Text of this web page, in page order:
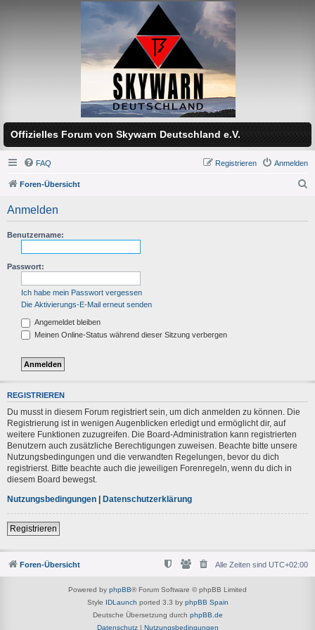
Offizielles Forum von Skywarn Deutschland e.V.
FAQ Anmelden
Registrieren
Foren-Übersicht
Anmelden
Benutzername:
Passwort:
Ich habe mein Passwort vergessen
Die Aktivierungs-E-Mail erneut senden
Angemeldet bleiben
Meinen Online-Status während dieser Sitzung verbergen
REGISTRIEREN
Du musst in diesem Forum registriert sein, um dich anmelden zu können. Die
Registrierung ist in wenigen Augenblicken erledigt und ermöglicht dir, auf
weitere Funktionen zuzugreifen. Die Board-Administration kann registrierten
Benutzern auch zusätzliche Berechtigungen zuweisen. Beachte bitte unsere
Nutzungsbedingungen und die verwandten Regelungen, bevor du dich
registrierst. Bitte beachte auch die jeweiligen Forenregeln, wenn du dich in
diesem Board bewegst.
Nutzungsbedingungen | Datenschutzerklärung
Registrieren
Foren-Übersicht Alle Zeiten sind UTC+02:00
Powered by phpBB® Forum Software © phpBB Limited
Style IDLaunch ported 3.3 by phpBB Spain
Deutsche Übersetzung durch phpBB.de
Datenschutz| Nutzungsbedingungen